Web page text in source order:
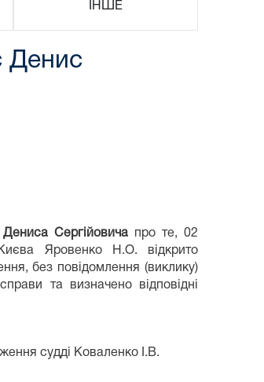
ІНШЕ
Дениса Сергійовича про те, 02
Яровенко Н.О. відкрито
без повідомлення (виклику)
та визначено відповідні
судді Коваленко І.В.